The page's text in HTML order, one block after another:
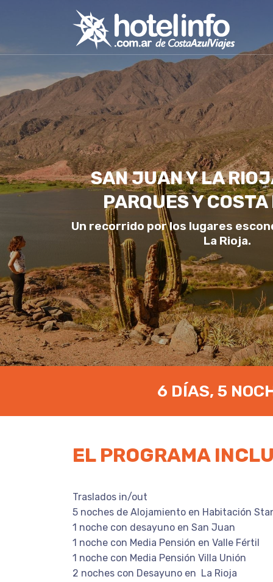
SAN JUAN Y LA
PARQUES Y
Un recorrido por los lugares
La Rioja.
6 DÍAS, 5
EL PROGRAMA
Traslados in/out
5 noches de Alojamiento en Habitación
1 noche con desayuno en San Juan
1 noche con Media Pensión en Valle Fértil
1 noche con Media Pensión Villa Unión
2 noches con Desayuno en La Rioja